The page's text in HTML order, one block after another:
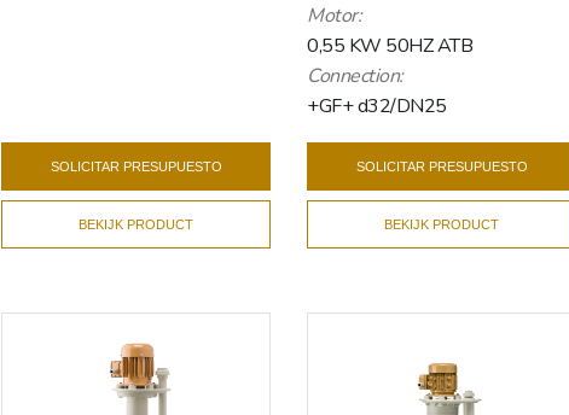
SOLICITAR PRESUPUESTO
BEKIJK PRODUCT
Motor:
0,55 KW 50HZ ATB
Connection:
+GF+ d32/DN25
SOLICITAR PRESUPUESTO
BEKIJK PRODUCT